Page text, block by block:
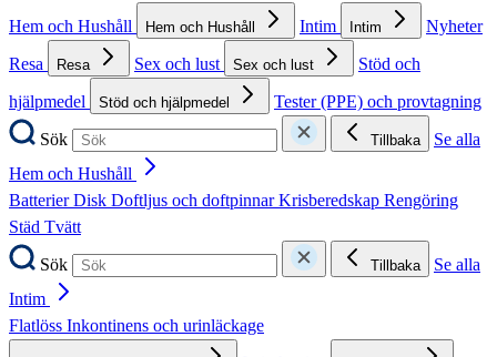
Hem och Hushåll
Hem och Hushåll Intim Intim
Nyheter
Resa
Resa Sex och lust Sex och lust
Stöd och
hjälpmedel
Stöd och hjälpmedel
Tester (PPE) och provtagning
Sök
Tillbaka
Se alla
Hem och Hushåll
BatterierDisk Doftljus och doftpinnarKrisberedskap Rengöring
Städ Tvätt
Sök
Tillbaka
Se alla
Intim
Flatlöss Inkontinens och urinläckage